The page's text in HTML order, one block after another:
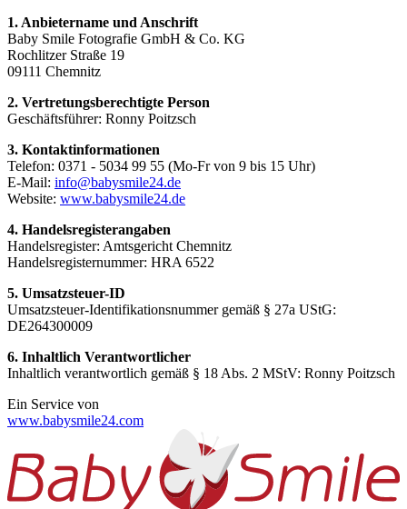
1. Anbietername und Anschrift
Baby Smile Fotografie GmbH & Co. KG
Rochlitzer Straße 19
09111 Chemnitz
2. Vertretungsberechtigte Person
Geschäftsführer: Ronny Poitzsch
3. Kontaktinformationen
Telefon: 0371 - 5034 99 55 (Mo-Fr von 9 bis 15 Uhr)
E-Mail: info@babysmile24.de
Website: www.babysmile24.de
4. Handelsregisterangaben
Handelsregister: Amtsgericht Chemnitz
Handelsregisternummer: HRA 6522
5. Umsatzsteuer-ID
Umsatzsteuer-Identifikationsnummer gemäß § 27a UStG:
DE264300009
6. Inhaltlich Verantwortlicher
Inhaltlich verantwortlich gemäß § 18 Abs. 2 MStV: Ronny Poitzsch
Ein Service von
www.babysmile24.com